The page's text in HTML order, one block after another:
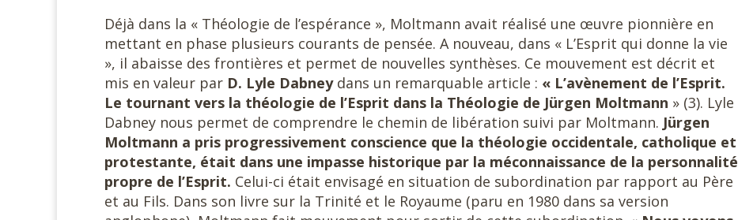
Déjà dans la « Théologie de l’espérance », Moltmann avait réalisé une œuvre pionnière en
mettant en phase plusieurs courants de pensée. A nouveau, dans « L’Esprit qui donne la vie
», il abaisse des frontières et permet de nouvelles synthèses. Ce mouvement est décrit et
mis en valeur par D. Lyle Dabneydans un remarquable article : « L’avènement de l’Esprit.
Le tournant vers la théologie de l’Esprit dans la Théologie de Jürgen Moltmann » (3). Lyle
Dabney nous permet de comprendre le chemin de libération suivi par Moltmann. Jürgen
Moltmann a pris progressivement conscience que la théologie occidentale, catholique et
protestante, était dans une impasse historique par la méconnaissance de la personnalité
propre de l’Esprit. Celui-ci était envisagé en situation de subordination par rapport au Père
et au Fils. Dans son livre sur la Trinité et le Royaume (paru en 1980 dans sa version